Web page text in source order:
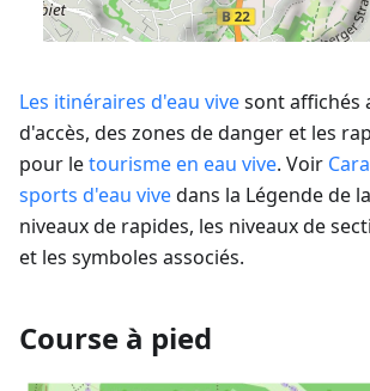
Les itinéraires d'eau vivesont affichés
d'accès, des zones de danger et les
pour letourisme en eau vive. Voir
sports d'eau vivedans la Légende de
niveaux de rapides, les niveaux de
et les symboles associés.
Course à pied